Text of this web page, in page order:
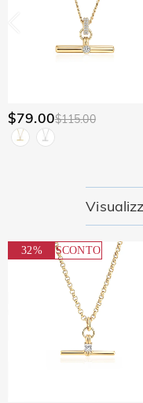
30 giorni.
$79.00$115.00
32% SCONTO